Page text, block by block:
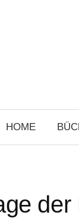
HOME
der